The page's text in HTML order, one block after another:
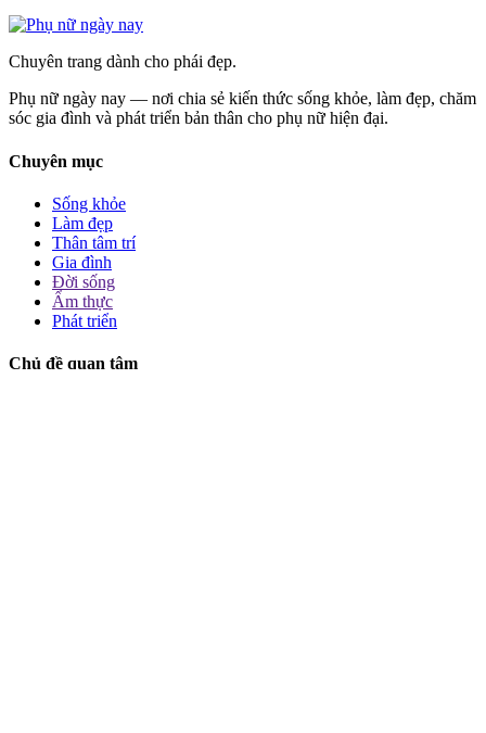
Chuyên trang dành cho phái đẹp.
Phụ nữ ngày nay — nơi chia sẻ kiến thức sống khỏe, làm đẹp, chăm
sóc gia đình và phát triển bản thân cho phụ nữ hiện đại.
Chuyên mục
Sống khỏe
Làm đẹp
Thân tâm trí
Gia đình
Đời sống
Ẩm thực
Phát triển
Chủ đề quan tâm